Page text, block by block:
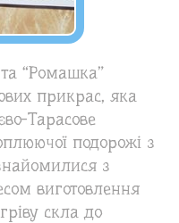
“Ромашка”
прикрас, яка
Тарасове
подорожі з
з
виготовлення
скла до